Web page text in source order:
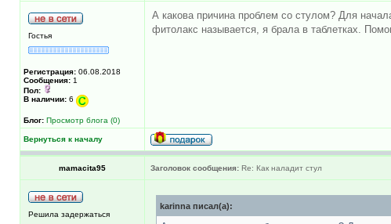
Гостья
Регистрация: 06.08.2018
Сообщения: 1
Пол:
В наличии: 6
Блог: Просмотр блога (0)
А какова причина проблем со стулом? Для
фитолакс называется, я брала в таблетках.
Вернуться к началу
mamacita95 Заголовок сообщения: Re: Как наладит стул
Решила задержаться
karinna писал(а):